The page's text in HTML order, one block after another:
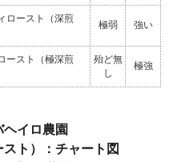
ロースト（深煎
極弱 強い
ースト（極深煎
殆ど無
し
極強
イロ農園
スト）：チャート図